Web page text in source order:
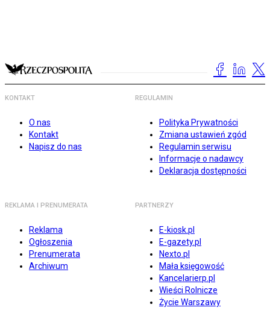
KONTAKT
O nas
Kontakt
Napisz do nas
REGULAMIN
Polityka Prywatności
Zmiana ustawień zgód
Regulamin serwisu
Informacje o nadawcy
Deklaracja dostępności
REKLAMA I PRENUMERATA
Reklama
Ogłoszenia
Prenumerata
Archiwum
PARTNERZY
E-kiosk.pl
E-gazety.pl
Nexto.pl
Mała księgowość
Kancelarierp.pl
Wieści Rolnicze
Życie Warszawy